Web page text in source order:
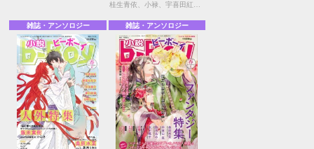
雑誌・アンソロジー 雑誌・アンソロジー